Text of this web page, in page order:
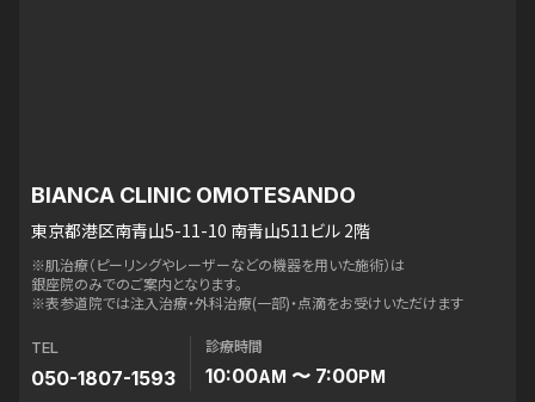
BIANCA CLINIC OMOTESANDO
東京都港区南青山5-11-10 南青山511ビル 2階
※肌治療（ピーリングやレーザーなどの機器を用いた施術）は
銀座院のみでのご案内となります。
※表参道院では注入治療・外科治療(一部)・点滴をお受けいただけます
TEL
050-1807-1593
診療時間
10:00AM 〜 7:00PM